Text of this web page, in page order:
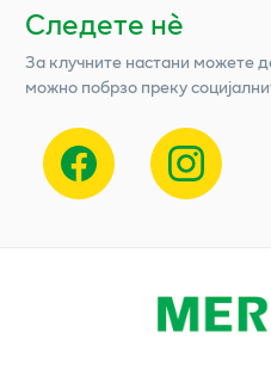
Следете нѐ
За клучните настани можете
можно побрзо преку